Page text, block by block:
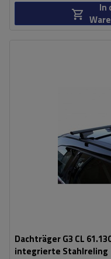
In
Dachträger G3 CL
integrierte Stahlreling